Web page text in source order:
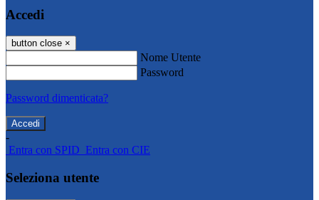
Accedi
button close ×
Nome Utente
Password
Password dimenticata?
-
Entra con SPID Entra con CIE
Seleziona utente